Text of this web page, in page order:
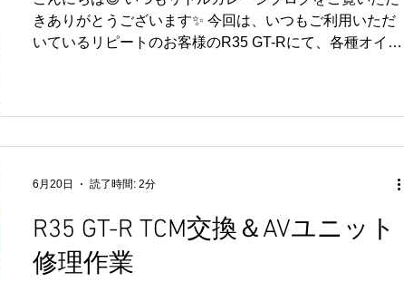
距離ドライブ前には、ぜひ愛車のコンディ
きありがとうございます✨ 今回は、いつもご利用いただ
いているリピートのお客様のR35 GT-Rにて、各種オイル
性能な走行性能を維持するためには、定期的なオイルメ
のこと、GR6ミッションや前後デフのオイルも走行に大
きく関わる重要な油脂類となります。 オイルは使用とと
もに性能が低下していくため、定期的な交換を行うこと
で各部のコンディション維持やトラブル予防につながり
R35 GT-R TCM交換＆AVユニット
修理作業
6月20日 読了時間: 2分